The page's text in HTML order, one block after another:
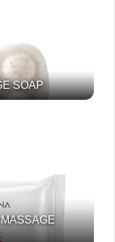
SOAP